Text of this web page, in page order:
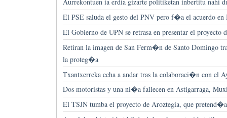
Aurrekontuen ia erdia gizarte politiketan inbertitu nahi
El PSE saluda el gesto del PNV pero f�a el acuerdo
El Gobierno de UPN se retrasa en presentar el proyecto
Retiran la imagen de San Ferm�n de Santo Domingo
la proteg�a
Txantxerreka echa a andar tras la colaboraci�n con el
Dos motoristas y una ni�a fallecen en Astigarraga,
El TSJN tumba el proyecto de Aroztegia, que